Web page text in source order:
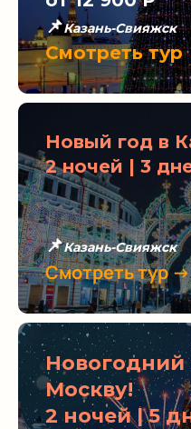
📌Казань-Свияжск
Смотреть
Новый год в
2 ночей | 3
📌Казань-Свияжск
Смотреть тур →
Новогодний
Москву!
2 ночей | 5